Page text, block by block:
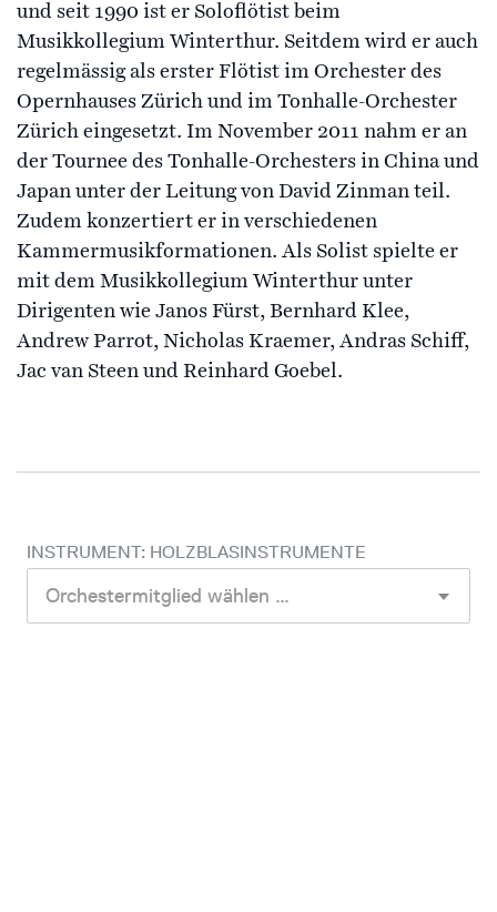
und seit 1990 ist er Soloflötist beim
Musikkollegium Winterthur. Seitdem wird er auch
regelmässig als erster Flötist im Orchester des
Opernhauses Zürich und im Tonhalle-Orchester
Zürich eingesetzt. Im November 2011 nahm er an
der Tournee des Tonhalle-Orchesters in China und
Japan unter der Leitung von David Zinman teil.
Zudem konzertiert er in verschiedenen
Kammermusikformationen. Als Solist spielte er
mit dem Musikkollegium Winterthur unter
Dirigenten wie Janos Fürst, Bernhard Klee,
Andrew Parrot, Nicholas Kraemer, Andras Schiff,
Jac van Steen und Reinhard Goebel.
INSTRUMENT: HOLZBLASINSTRUMENTE
Orchestermitglied wählen …